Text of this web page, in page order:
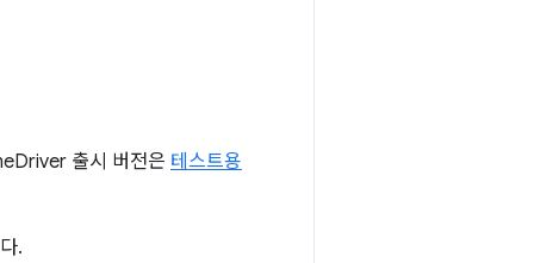
출시 버전은 테스트용
.